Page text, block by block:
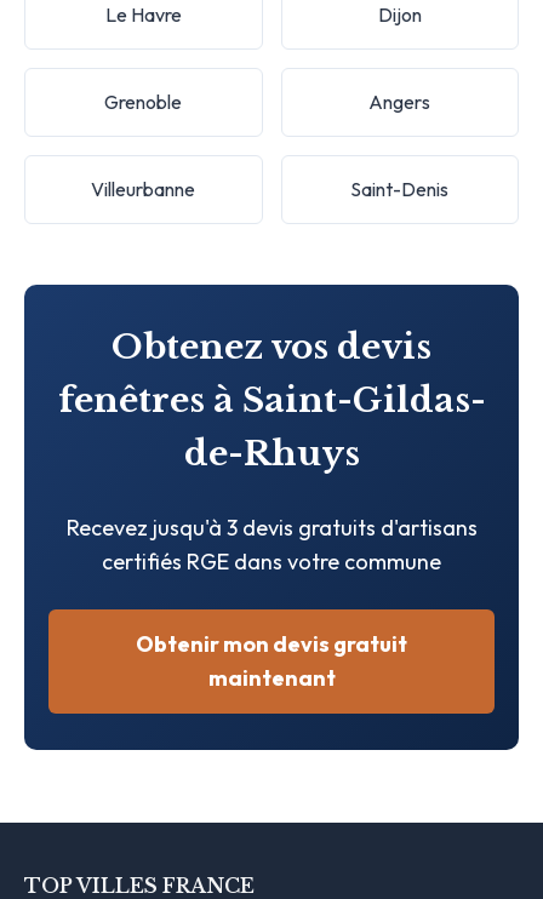
Le Havre Dijon
Grenoble Angers
Villeurbanne Saint-Denis
Obtenez vos devis
fenêtres à Saint-Gildas-
de-Rhuys
Recevez jusqu'à 3 devis gratuits d'artisans
certifiés RGE dans votre commune
Obtenir mon devis gratuit
maintenant
TOP VILLES FRANCE